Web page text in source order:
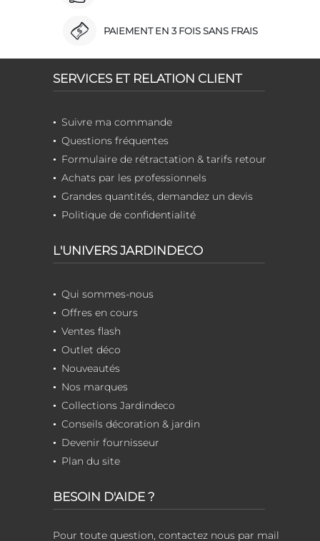
PAIEMENT EN 3 FOIS SANS FRAIS
SERVICES ET RELATION CLIENT
Suivre ma commande
Questions fréquentes
Formulaire de rétractation & tarifs retour
Achats par les professionnels
Grandes quantités, demandez un devis
Politique de confidentialité
L'UNIVERS JARDINDECO
Qui sommes-nous
Offres en cours
Ventes flash
Outlet déco
Nouveautés
Nos marques
Collections Jardindeco
Conseils décoration & jardin
Devenir fournisseur
Plan du site
BESOIN D'AIDE ?
Pour toute question, contactez nous par mail